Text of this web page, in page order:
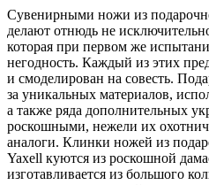
Сувенирными ножи из
делают отнюдь не
которая при первом же
негодность. Каждый из этих
и смоделирован на совесть.
за уникальных материалов,
а также ряда дополнительных
роскошными, нежели их
аналоги. Клинки ножей из
Yaxell куются из роскошной
изготавливается из большого